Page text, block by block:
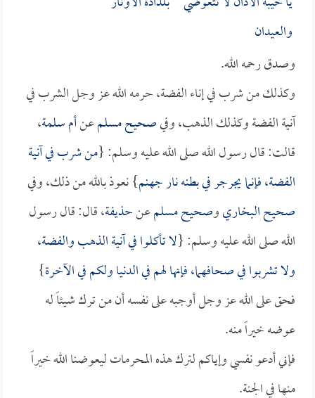
والعيدان
وصدق رحمه الله.
وكذلك من شرب في إناء الفضة، حرمه الله عز وجل الشرب في
آنية الفضة وكذلك الذهب، وفيصحيح مسلمعنأم سلمة،
قالت: قال رسول الله صلى الله عليه وسلم: {من شرب في آنية
الفضة، فإنما يجرجر في بطنه نار جهنم} نعوذ بالله من ذلك، وفي
صحيح البخاريوصحيح مسلمعنحذيفة، قال: قال رسول
الله صلى الله عليه وسلم: {لا تأكلوا في آنية الذهب والفضة،
ولا تشربوا في صحافهما، فإنها لهم في الدنيا ولكم في الآخرة}
فحق على الله عز وجل أوجبه على نفسه أن من ترك شيئاً له
عوضه خيراً منه.
فإني أدعو نفسي وإياكم لترك هذه المحرمات ليعوضنا الله خيراً
منها في الجنة.